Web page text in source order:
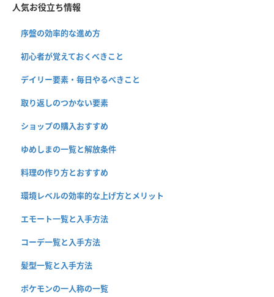
人気お役立ち情報
序盤の効率的な進め方
初心者が覚えておくべきこと
デイリー要素・毎日やるべきこと
取り返しのつかない要素
ショップの購入おすすめ
ゆめしまの一覧と解放条件
料理の作り方とおすすめ
環境レベルの効率的な上げ方とメリット
エモート一覧と入手方法
コーデ一覧と入手方法
髪型一覧と入手方法
ポケモンの一人称の一覧